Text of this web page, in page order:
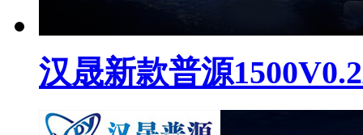
汉晟新款普源